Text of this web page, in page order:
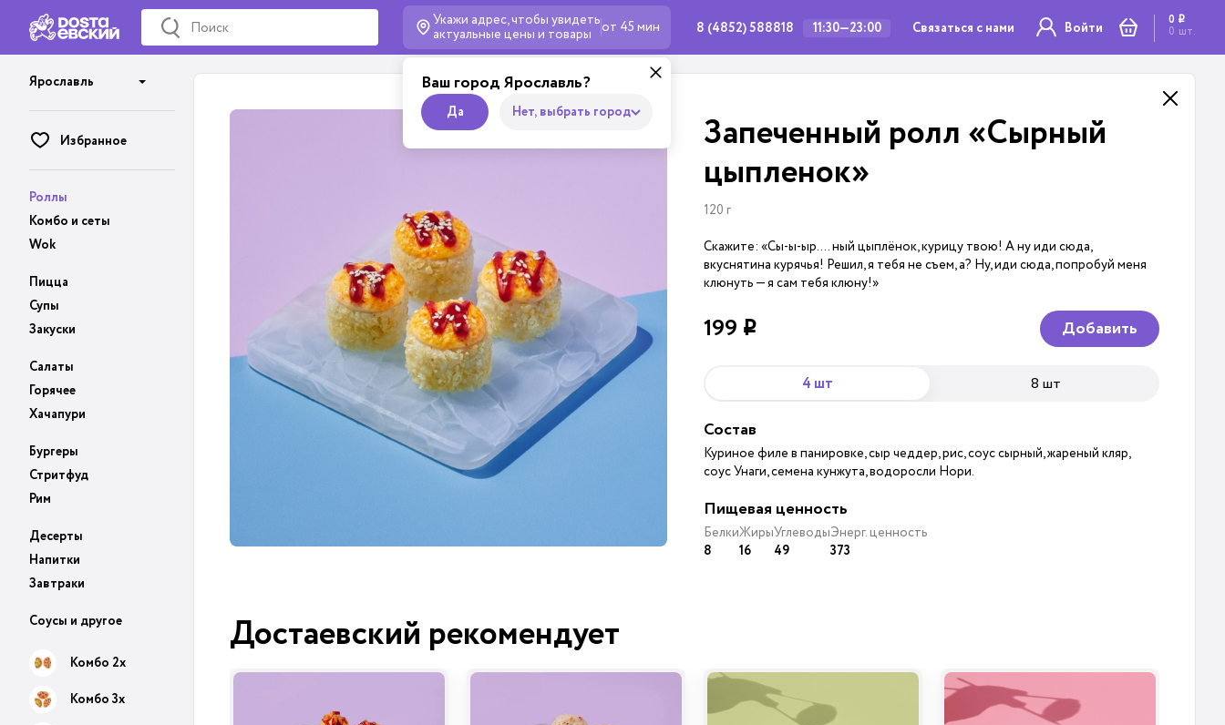
Укажи адрес, чтобы увидеть
актуальные цены и товары от 45 мин
Ваш город Ярославль?
Да Нет, выбрать город
8 (4852) 588818 11:30—23:00 Связаться с нами Войти 0 i
0 шт.
Ярославль
Избранное
Роллы
Комбо и сеты
Wok
Пицца
Супы
Закуски
Салаты
Горячее
Хачапури
Бургеры
Стритфуд
Рим
Десерты
Напитки
Завтраки
Соусы и другое
Комбо 2х
Комбо 3х
Запеченный ролл «Сырный
цыпленок»
120 г
Скажите: «Сы-ы-ыр…. ный цыплёнок, курицу твою! А ну иди сюда,
вкуснятина курячья! Решил, я тебя не съем, а? Ну, иди сюда, попробуй меня
клюнуть — я сам тебя клюну!»
199 i Добавить
4 шт 8 шт
Состав
Куриное филе в панировке, сыр чеддер, рис, соус сырный, жареный кляр,
соус Унаги, семена кунжута, водоросли Нори.
Пищевая ценность
Белки
8
Жиры
16
Углеводы
49
Энерг. ценность
373
Достаевский рекомендует